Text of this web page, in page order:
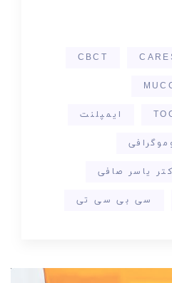
CBCT
ایمپلنت
یاسر صافی
سی بی سی تی